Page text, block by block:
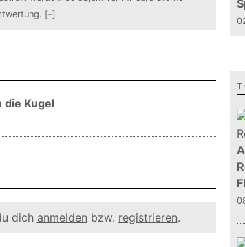
[–]
die Kugel
dich anmelden bzw. registrieren.